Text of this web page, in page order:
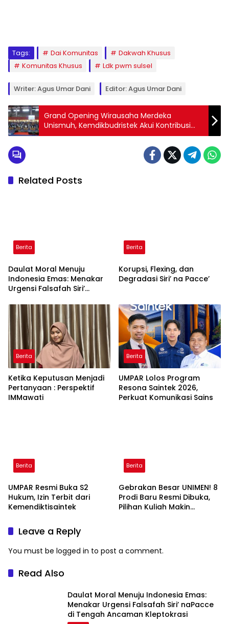
Tags: Dai Komunitas
Dakwah Khusus
Komunitas Khusus
Ldk pwm sulsel
Writer: Agus Umar Dani Editor: Agus Umar Dani
Grand Opening Wirausaha Merdeka
Unismuh, Kemdikbudristek Akui Kontribusi
Unismuh Makassar Cetak Ribuan Calon
Related Posts
Berita
Daulat Moral Menuju
Indonesia Emas: Menakar
Urgensi Falsafah Siri’
Ancaman Kleptokrasi
Berita
Korupsi, Flexing, dan
Degradasi Siri’ na Pacce’
Berita
Ketika Keputusan Menjadi
Pertanyaan : Perspektif
IMMawati
Berita
UMPAR Lolos Program
Resona Saintek 2026,
Perkuat Komunikasi Sains
Berita
UMPAR Resmi Buka S2
Hukum, Izin Terbit dari
Kemendiktisaintek
Berita
Gebrakan Besar UNIMEN! 8
Prodi Baru Resmi Dibuka,
Pilihan Kuliah Makin
Leave a Reply
You must be logged in to post a comment.
Read Also
Daulat Moral Menuju Indonesia Emas:
Menakar Urgensi Falsafah Siri’ naPacce
di Tengah Ancaman Kleptokrasi